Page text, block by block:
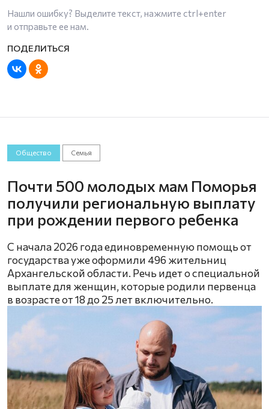
Нашли ошибку? Выделите текст, нажмите ctrl+enter
и отправьте ее нам.
Общество Семья
Почти 500 молодых мам Поморья
получили региональную выплату
при рождении первого ребенка
С начала 2026 года единовременную помощь от
государства уже оформили 496 жительниц
Архангельской области. Речь идет о специальной
выплате для женщин, которые родили первенца
в возрасте от 18 до 25 лет включительно.